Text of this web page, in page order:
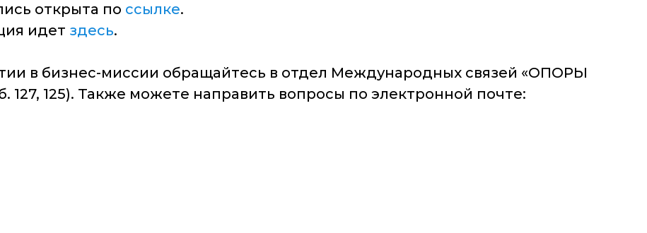
открыта по ссылке.
идет здесь.
в бизнес-миссии обращайтесь в отдел Международных связей «ОПОРЫ
127, 125). Также можете направить вопросы по электронной почте: